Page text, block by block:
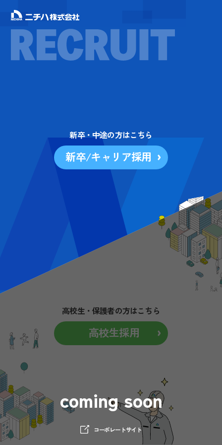
新卒・中途の方はこちら
新卒/キャリア採用
高校生・保護者の方はこちら
高校生採用
コーポレートサイト
coming soon